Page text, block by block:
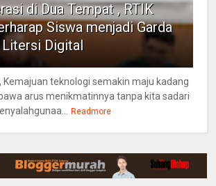
di Dua Tempat , RTIK
Siswa menjadi Garda
Litersi Digital
Kemajuan teknologi semakin maju kadang
arus menikmatinnya tanpa kita sadari
Readmore